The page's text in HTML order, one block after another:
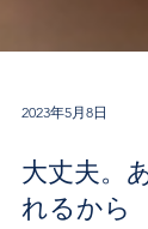
大丈夫。